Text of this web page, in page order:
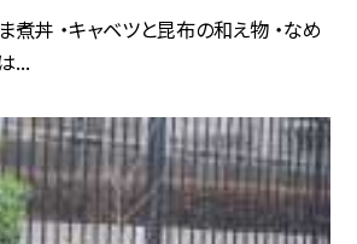
煮丼 ・キャベツと昆布の和え物 ・なめ
...